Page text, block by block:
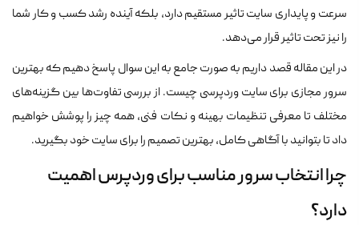
سرعت و پایداری سایت تاثیر مستقیم دارد، بلکه آینده رشد کسب و کار شما
را نیز تحت تاثیر قرار می‌دهد.
در این مقاله قصد داریم به صورت جامع به این سوال پاسخ دهیم که بهترین
سرور مجازی برای سایت وردپرسی چیست. از بررسی تفاوت‌ها بین گزینه‌های
مختلف تا معرفی تنظیمات بهینه و نکات فنی، همه چیز را پوشش خواهیم
داد تا بتوانید با آگاهی کامل، بهترین تصمیم را برای سایت خود بگیرید.
چرا انتخاب سرور مناسب برای وردپرس اهمیت
دارد؟